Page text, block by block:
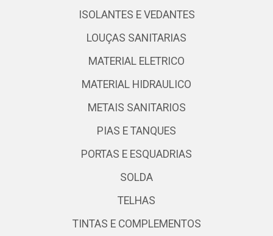
ISOLANTES E VEDANTES
LOUÇAS SANITARIAS
MATERIAL ELETRICO
MATERIAL HIDRAULICO
METAIS SANITARIOS
PIAS E TANQUES
PORTAS E ESQUADRIAS
SOLDA
TELHAS
TINTAS E COMPLEMENTOS